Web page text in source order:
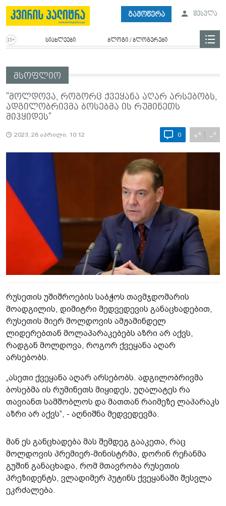
გამოწერა შესვლა
სიახლეები ბლოგი / ბლოგერები
მსოფლიო
"მოლდოვა, როგორც ქვეყანა აღარ არსებობს,
ადგილობრივმა ბოსებმა ის რუმინეთს
მიჰყიდეს"
2023, 28 აპრილი, 10:12 0 +A −A
რუსეთის უშიშროების საბჭოს თავმჯდომარის
მოადგილის, დიმიტრი მედვედევის განაცხადებით,
რუსეთის მიერ მოლდოვის ამჟამინდელ
ლიდერებთან მოლაპარაკებებს აზრი არ აქვს,
რადგან მოლდოვა, როგორ ქვეყანა აღარ
არსებობს.
„ასეთი ქვეყანა აღარ არსებობს. ადგილობრივმა
ბოსებმა ის რუმინეთს მიყიდეს, უღალატეს რა
თავიანთ სამშობლოს და მათთან რაიმეზე ლაპარაკს
აზრი არ აქვს“, - აღნიშნა მედვედევმა.
მან ეს განცხადება მას შემდეგ გააკეთა, რაც
მოლდოვის პრემიერ-მინისტრმა, დორინ რეჩანმა
გუშინ განაცხადა, რომ მთავრობა რუსეთის
პრეზიდენტს, ვლადიმერ პუტინს ქვეყანაში შესვლა
ეკრძალება.